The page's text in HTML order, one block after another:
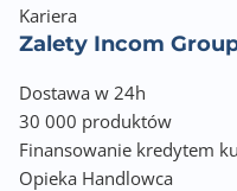
Wymiary z podstawą
808 x 534,6 x 220
Wymiary bez
808 x 363,9 x 110,8
Kariera
Zalety Incom
Dostawa w 24h
30 000 produktów
Finansowanie kredytem
Opieka Handlowca